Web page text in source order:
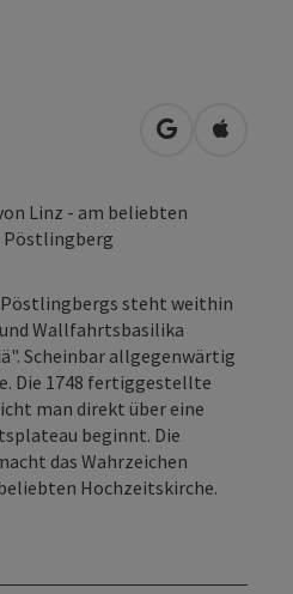
in Google
in
Linz - am beliebten
steht weithin
Wallfahrtsbasilika
Scheinbar allgegenwärtig
Die 1748 fertiggestellte
man direkt über eine
beginnt. Die
das Wahrzeichen
Hochzeitskirche.